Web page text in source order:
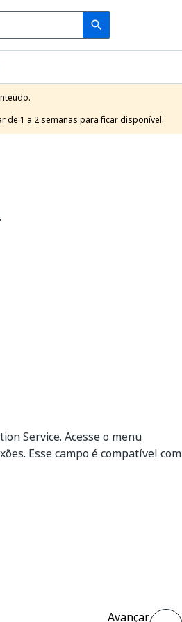
search
Search
de 1 a 2 semanas para ficar disponível.
Service. Acesse o menu
Esse campo é compatível com
Avançar